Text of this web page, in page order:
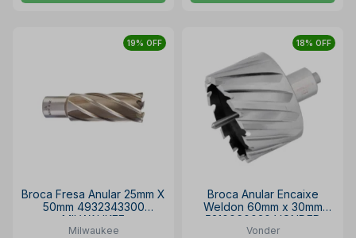
19% OFF
Broca Fresa Anular 25mm X
50mm 4932343300
MILWAUKEE
Milwaukee
18% OFF
Broca Anular Encaixe
Weldon 60mm x 30mm
5310060030 VONDER
Vonder